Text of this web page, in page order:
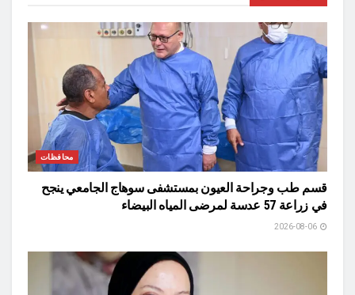
محافظات
قسم طب وجراحة العيون بمستشفى سوهاج الجامعي ينجح
في زراعة 57 عدسة لمرضى المياه البيضاء